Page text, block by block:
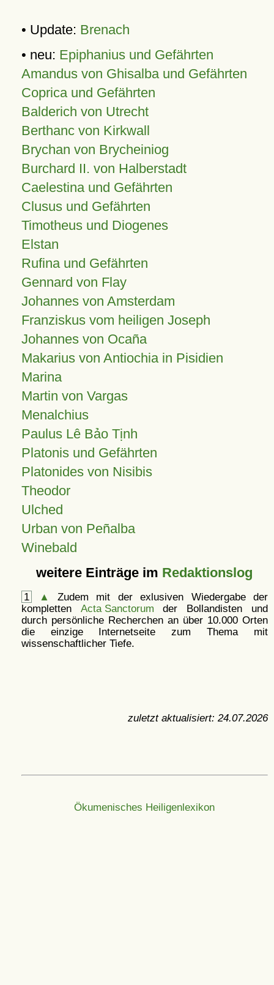
• Update: Brenach
• neu: Epiphanius und Gefährten
Amandus von Ghisalba und Gefährten
Coprica und Gefährten
Balderich von Utrecht
Berthanc von Kirkwall
Brychan von Brycheiniog
Burchard II. von Halberstadt
Caelestina und Gefährten
Clusus und Gefährten
Timotheus und Diogenes
Elstan
Rufina und Gefährten
Gennard von Flay
Johannes von Amsterdam
Franziskus vom heiligen Joseph
Johannes von Ocaña
Makarius von Antiochia in Pisidien
Marina
Martin von Vargas
Menalchius
Paulus Lê Bảo Tịnh
Platonis und Gefährten
Platonides von Nisibis
Theodor
Ulched
Urban von Peñalba
Winebald
weitere Einträge im Redaktionslog
1 ▲
Zudem mit der exlusiven Wiedergabe der
kompletten Acta Sanctorum der Bollandisten und
durch persönliche Recherchen an über 10.000 Orten
die einzige Internetseite zum Thema mit
wissenschaftlicher Tiefe.
zuletzt aktualisiert: 24.07.2026
Ökumenisches Heiligenlexikon